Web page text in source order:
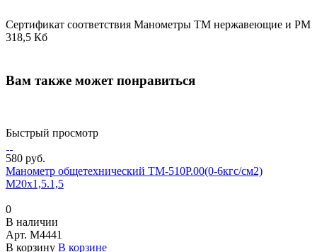
Сертификат соответствия Манометры ТМ нержавеющие и РМ
318,5 Кб
Вам также может понравиться
Быстрый просмотр
580 руб.
Манометр общетехнический ТМ-510Р.00(0-6кгс/см2)
М20х1,5.1,5
0
В наличии
Арт. M4441
В корзину В корзине